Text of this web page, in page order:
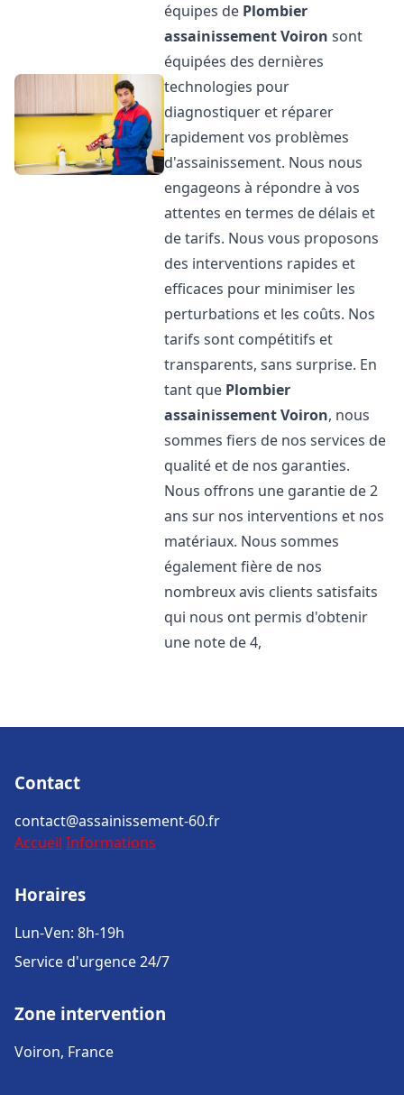
équipes de Plombier
assainissementVoiron sont
équipées des dernières
technologies pour
diagnostiquer et réparer
rapidement vos problèmes
d'assainissement. Nous nous
engageons à répondre à vos
attentes en termes de délais et
de tarifs. Nous vous proposons
des interventions rapides et
efficaces pour minimiser les
perturbations et les coûts. Nos
tarifs sont compétitifs et
transparents, sans surprise. En
tant que Plombier
assainissementVoiron, nous
sommes fiers de nos services de
qualité et de nos garanties.
Nous offrons une garantie de 2
ans sur nos interventions et nos
matériaux. Nous sommes
également fière de nos
nombreux avis clients satisfaits
qui nous ont permis d'obtenir
une note de 4,
Contact
contact@assainissement-60.fr
Accueil Informations
Horaires
Lun-Ven: 8h-19h
Service d'urgence 24/7
Zone intervention
Voiron, France